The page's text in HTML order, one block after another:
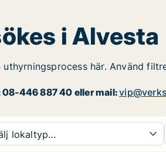
i Alvesta
här. Använd
08-446 887 40 eller mail:
lokaltyp...